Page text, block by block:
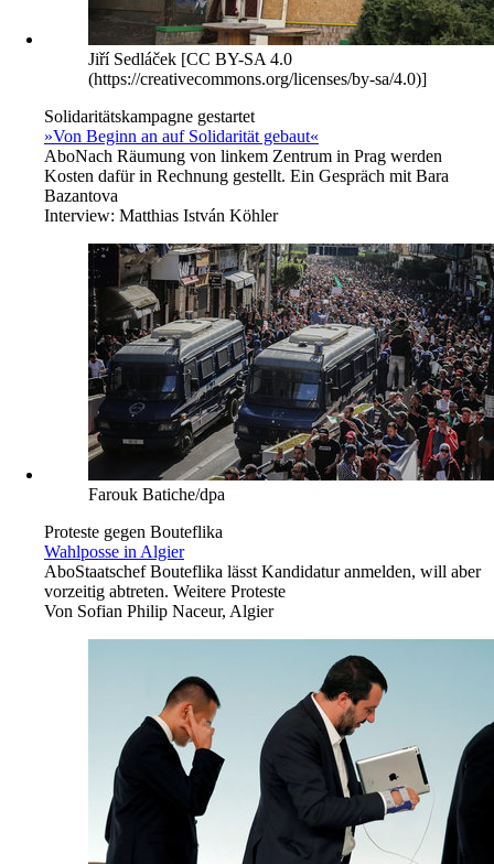
Jiří Sedláček [CC BY-SA 4.0
(https://creativecommons.org/licenses/by-sa/4.0)]
Solidaritätskampagne gestartet
»Von Beginn an auf Solidarität gebaut«
AboNach Räumung von linkem Zentrum in Prag werden
Kosten dafür in Rechnung gestellt. Ein Gespräch mit Bara
Bazantova
Interview: Matthias István Köhler
Farouk Batiche/dpa
Proteste gegen Bouteflika
Wahlposse in Algier
AboStaatschef Bouteflika lässt Kandidatur anmelden, will aber
vorzeitig abtreten. Weitere Proteste
Von Sofian Philip Naceur, Algier